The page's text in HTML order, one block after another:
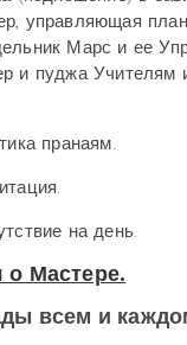
управляющая
Марс и ее
и пуджа Учителям
пранаям.
на день.
Мастере.
всем и